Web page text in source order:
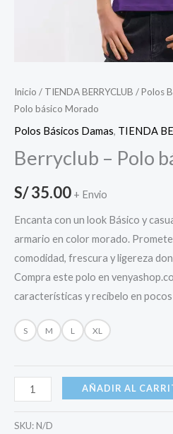
Inicio / TIENDA BERRYCLUB /Polos
Polo básico Morado
Polos Básicos Damas, TIENDA
Berryclub – Polo
S/35.00 + Envio
Encanta con un look Básico y
armario en color morado.
comodidad, frescura y ligereza
Compra este polo en
características y recíbelo en pocos
S M L XL
AÑADIR AL
SKU: N/D